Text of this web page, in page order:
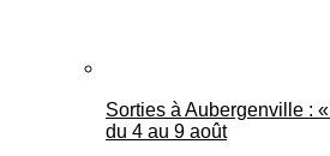
Sorties à Aubergenville :
du 4 au 9 août